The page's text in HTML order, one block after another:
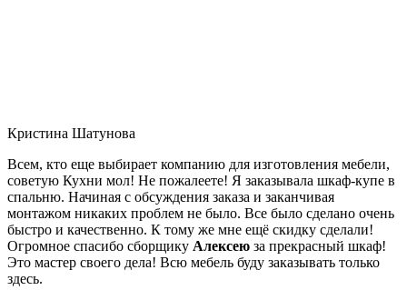
Кристина Шатунова
Всем, кто еще выбирает компанию для изготовления мебели,
советую Кухни мол! Не пожалеете! Я заказывала шкаф-купе в
спальню. Начиная с обсуждения заказа и заканчивая
монтажом никаких проблем не было. Все было сделано очень
быстро и качественно. К тому же мне ещё скидку сделали!
Огромное спасибо сборщику Алексею за прекрасный шкаф!
Это мастер своего дела! Всю мебель буду заказывать только
здесь.